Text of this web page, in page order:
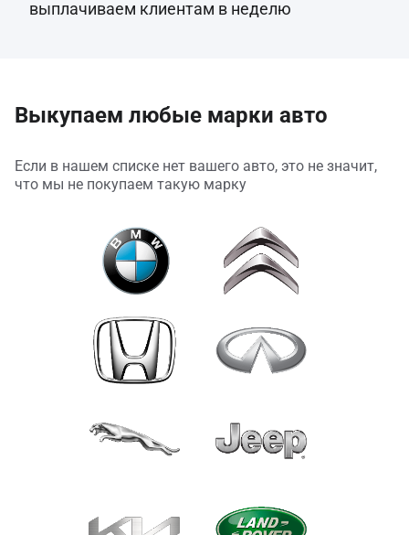
выплачиваем клиентам в неделю
Выкупаем любые марки авто
Если в нашем списке нет вашего авто, это не значит,
что мы не покупаем такую марку